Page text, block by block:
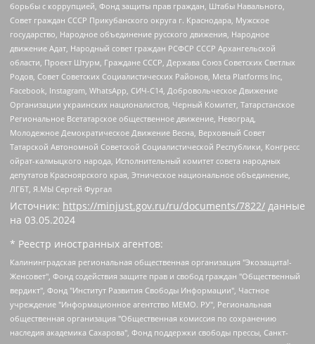
борьбы с коррупцией, Фонд защиты прав граждан, Штабы Навального,
Совет граждан СССР Прикубанского округа г. Краснодара, Мужское
государство, Народное объединение русского движения, Народное
движение Адат, Народный совет граждан РСФСР СССР Архангельской
области, Проект Штурм, Граждане СССР, Держава Союз Советских Светлых
Родов, Совет Советских Социалистических Районов, Meta Platforms Inc,
Facebook, Instagram, WhatsApp, СИЧ-С14, Добровольческое Движение
Организации украинских националистов, Черный Комитет, Татарстанское
Региональное Всетатарское общественное движение, Невоград,
Молодежное Демократическое Движение Весна, Верховный Совет
Татарской Автономной Советской Социалистической Республики, Конгресс
ойрат-калмыцкого народа, Исполнительный комитет совета народных
депутатов Красноярского края, Этническое национальное объединение,
ЛГБТ, Я.МЫ Сергей Фургал
Источник: https://minjust.gov.ru/ru/documents/7822/ данные
на 03.05.2024
* Реестр иностранных агентов:
Калининградская региональная общественная организация "Экозащита!-Женсовет", Фонд содействия защите прав и свобод граждан "Общественный вердикт", Фонд "Институт Развития Свободы Информации", Частное учреждение "Информационное агентство МЕМО. РУ", Региональная общественная организация "Общественная комиссия по сохранению наследия академика Сахарова", Фонд поддержки свободы прессы, Санкт-Петербургская общественная правозащитная организация "Гражданский контроль", Межрегиональная общественная организация "Информационно-просветительский центр "Мемориал", Региональный Фонд "Центр Защиты Прав Средств Массовой Информации", с 05.12.2023 Фонд "Центр Защиты Прав Средств массовой информации", Региональная общественная благотворительная организация помощи беженцам и мигрантам "Гражданское содействие", Негосударственное образовательное учреждение дополнительного профессионального образования (повышение квалификации) специалистов "АКАДЕМИЯ ПО ПРАВАМ ЧЕЛОВЕКА", Свердловская региональная общественная организация "Сутяжник", Автономная некоммерческая организация "Центр независимых социологических исследований", Союз общественных объединений "Российский исследовательский центр по правам человека", Региональное общественное учреждение научно-информационный центр "МЕМОРИАЛ", Некоммерческая организация "Фонд защиты гласности", Автономная некоммерческая организация "Институт прав человека", Городская общественная организация "Екатеринбургское общество "МЕМОРИАЛ", Городская общественная организация "Рязанское историко-просветительское и правозащитное общество "Мемориал" (Рязанский Мемориал), Челябинский региональный орган общественной самодеятельности – женское общественное объединение "Женщины Евразии", Челябинский региональный орган общественной самодеятельности "Уральская правозащитная группа", Фонд содействия защите здоровья и социальной справедливости имени Андрея Рылькова, Автономная Некоммерческая Организация "Аналитический Центр Юрия Левады", Автономная некоммерческая организация социальной поддержки населения "Проект Апрель", Региональная общественная организация помощи женщинам и детям, находящимся в кризисной ситуации "Информационно-методический центр "Анна", Фонд содействия развитию массовых коммуникаций и правовому просвещению "Так-так-Так", Фонд содействия устойчивому развитию "Серебряная тайга", Свердловский региональный общественный фонд социальных проектов "Новое время", "Idel.Реалии", Кавказ.Реалии, Крым.Реалии, Телеканал Настоящее Время, Татаро-башкирская служба Радио Свобода (Azatliq Radiosi), Радио Свободная Европа/Радио Свобода (PCE/PC), "Сибирь.Реалии", "Фактограф", Благотворительный фонд помощи осужденным и их семьям, Автономная некоммерческая организация "Институт глобализации и социальных движений", Фонд "В защиту прав заключенных", Частное учреждение "Центр поддержки и содействия развитию средств массовой информации", Пензенский региональный общественный благотворительный фонд "Гражданский союз", "Север.Реалии", Некоммерческая организация Фонд "Правовая инициатива", Общество с ограниченной ответственностью "Радио Свободная Европа/Радио Свобода", Чешское информационное агентство "MEDIUM-ORIENT", Красноярская региональная общественная организация "Мы против СПИДа", Камалягин Денис Николаевич, Маркелов Сергей Евгеньевич, Пономарев Лев Александрович, Савицкая Людмила Алексеевна, Автономная некоммерческая организация "Центр по работе с проблемой насилия "НАСИЛИЮ.НЕТ", Межрегиональный профессиональный союз работников здравоохранения "Альянс врачей", Юридическое лицо, зарегистрированное в Латвийской Республике, SIA "Medusa Project" (регистрационный номер 40103797863, дата регистрации 10.06.2014), Некоммерческая организация "Фонд по борьбе с коррупцией", Автономная некоммерческая организация "Институт права и публичной политики", Баданин Роман Сергеевич, Гликин Максим Александрович, Железнова Мария Михайловна, Лукьянова Юлия Сергеевна, Маетная Елизавета Витальевна, Маняхин Петр Борисович, Чуракова Ольга Владимировна, Ярош Юлия Петровна, Юридическое лицо "The Insider SIA", зарегистрированное в Риге, Латвийская Республика (дата регистрации 26.06.2015), являющееся администратором доменного имени интернет-издания "The Insider SIA", https://theins.ru, Постернак Алексей Евгеньевич, Рубин Михаил Аркадьевич, Анин Роман Александрович, Юридическое лицо Istories fonds, зарегистрированное в Латвийской Республике (регистрационный номер 50008295751, дата регистрации 24.02.2020), Великовский Дмитрий Александрович, Долинина Ирина Николаевна, Мароховская Алеся Алексеевна, Шлейнов Роман Юрьевич, Шмагун Олеся Валентиновна, Общество с ограниченной ответственностью "Альтаир 2021", Общество с ограниченной ответственностью "Вега 2021", Общество с ограниченной ответственностью "Главный редактор 2021", Общество с ограниченной ответственностью "Ромашки монолит", Важенков Артем Валерьевич, Ивановская областная общественная организация "Центр гендерных исследований", Гурман Юрий Альбертович, Медиапроект "ОВД-Инфо", Егоров Владимир Владимирович, Жилинский Владимир Александрович, Общество с ограниченной ответственностью "ЗП", Иванова София Юрьевна, Карезина Инна Павловна, Кильтау Екатерина Викторовна, Петров Алексей Викторович, Пискунов Сергей Евгеньевич, Смирнов Сергей Сергеевич, Тихонов Михаил Сергеевич, Общество с ограниченной ответственностью "ЖУРНАЛИСТ-ИНОСТРАННЫЙ АГЕНТ", Арапова Галина Юрьевна, Вольтская Татьяна Анатольевна, Американская компания "Mason G.E.S. Anonymous Foundation" (США), являющаяся владельцем интернет-издания https://mnews.world/, Компания "Stichting Bellingcat", зарегистрированная в Нидерландах (дата регистрации 11.07.2018), Захаров Андрей Вячеславович, Клепиковская Екатерина Дмитриевна, Общество с ограниченной ответственностью "МЕМО", Перл Роман Александрович, Симонов Евгений Алексеевич, Соловьева Елена Анатольевна, Сотников Даниил Владимирович, Сурначева Елизавета Дмитриевна, Автономная некоммерческая организация по защите прав человека и информированию населения "Якутия – Наше Мнение", Общество с ограниченной ответственностью "Москоу диджитал медиа", с 26.01.2023 Общество с ограниченной ответственностью "Чайка Белые сады", Ветошкина Валерия Валерьевна, Заговора Максим Александрович, Межрегиональное общественное движение "Российская ЛГБТ - сеть", Оленичев Максим Владимирович, Павлов Иван Юрьевич, Скворцова Елена Сергеевна, Общество с ограниченной ответственностью "Как бы инагент", Кочетков Игорь Викторович, Общество с ограниченной ответственностью "Честные выборы", Еланчик Олег Александрович, Общество с ограниченной ответственностью "Нобелевский призыв", Гималова Регина Эмилевна, Григорьев Андрей Валерьевич, Григорьева Алина Александровна, Ассоциация по содействию защите прав призывников, альтернативнослужащих и военнослужащих "Правозащитная группа "Гражданин.Армия.Право", Хисамова Регина Фаритовна, Автономная некоммерческая организация по реализации социально-правовых программ "Лилит", Дальневосточное общественное движение "Маяк", Санкт-Петербургская ЛГБТ-инициативная группа "Выход", Инициативная группа ЛГБТ+ "Реверс", Алексеев Андрей Викторович, Бекбулатова Таисия Львовна, Беляев Иван Михайлович, Владыкина Елена Сергеевна, Гельман Марат Александрович, Никульшина Вероника Юрьевна, Толоконникова Надежда Андреевна, Шендерович Виктор Анатольевич, Общество с ограниченной ответственностью "Данное сообщение", Общество с ограниченной ответственностью Издательский дом "Новая глава", Айнбиндер Александра Александровна, Московский комьюнити-центр для ЛГБТ+инициатив, Благотворительный фонд развития филантропии, Deutsche Welle (Германия, Kurt-Schumacher-Strasse 3, 53113 Bonn), Борзунова Мария Михайловна, Воробьев Виктор Викторович, Голубева Анна Львовна, Константинова Алла Михайловна, Малкова Ирина Владимировна, Мурадов Мурад Абдулгалимович, Осетинская Елизавета Николаевна, Понасенков Евгений Николаевич, Ганапольский Матвей Юрьевич, Киселев Евгений Алексеевич, Борухович Ирина Григорьевна, Дремин Иван Тимофеевич, Дубровский Дмитрий Викторович, Красноярская региональная общественная организация поддержки и развития альтернативных образовательных технологий и межкультурных коммуникаций "ИНТЕРРА", Маяковская Екатерина Алексеевна, Фейгин Марк Захарович, Филимонов Андрей Викторович, Дзугкоева Регина Николаевна, Доброхотов Роман Александрович, Дудь Юрий Александрович, Елкин Сергей Владимирович, Кругликов Кирилл Игоревич, Сабунаева Мария Леонидовна, Семенов Алексей Владимирович, Шаинян Карен Багратович, Шульман Екатерина Михайловна, Асафьев Артур Валерьевич, Вахштайн Виктор Семенович, Венедиктов Алексей Алексеевич, Лушникова Екатерина Евгеньевна, Волков Леонид Михайлович, Невзоров Александр Глебович, Пархоменко Сергей Борисович, Сироткин Ярослав Николаевич, Кара-Мурза Владимир Владимирович, Баранова Наталья Владимировна, Гозман Леонид Яковлевич, Кагарлицкий Борис Юльевич, Климарев Михаил Валерьевич, Милов Владимир Станиславович, Автономная некоммерческая организация Краснодарский центр современного искусства "Типография", Моргенштерн Алишер Тагирович, Соболь Любовь Эдуардовна, Общество с ограниченной ответственностью "ЛИЗА НОРМ", Каспаров Гарри Кимович, Ходорковский Михаил Борисович, Общество с ограниченной ответственностью "Апрельские тезисы", Данилович Ирина Брониславовна, Кашин Олег Владимирович, Петров Николай Владимирович, Пивоваров Алексей Владимирович, Соколов Михаил Владимирович, Цветкова Юлия Владимировна, Чичваркин Евгений Александрович, Комитет против пыток/Команда против пыток, Общество с ограниченной ответственностью "Первый научный", Общество с ограниченной ответственностью "Вертолет и ко", Белоцерковская Вероника Борисовна, Кац Максим Евгеньевич, Лазарева Татьяна Юрьевна, Шаведдинов Руслан Табризович, Яшин Илья Валерьевич, Общество с ограниченной ответственностью "Иноагент ААВ", Алешковский Дмитрий Петрович, Альбац Евгения Марковна, Быков Дмитрий Львович, Галямина Юлия Евгеньевна, Лойко Сергей Леонидович, Мартынов Кирилл Константинович, Медведев Сергей Александрович, Крашенинников Федор Геннадиевич, Гордеева Катерина Вл